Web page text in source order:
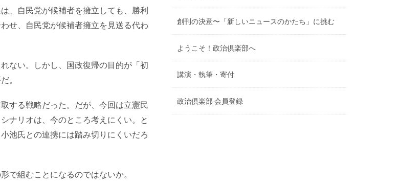
、自民党が候補者を擁立しても、勝利
せ、自民党が候補者擁立を見送る代わ
ない。しかし、国政復帰の目的が「初
。
する戦略だった。だが、今回は立憲民
ナリオは、今のところ考えにくい。と
池氏との連携には踏み切りにくいだろ
で組むことになるのではないか。
創刊の決意〜「新しいニュースのかたち」に挑む
ようこそ！政治倶楽部へ
講演・執筆・寄付
政治倶楽部 会員登録